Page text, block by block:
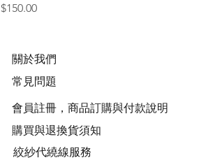
價格
$150.00
關於我們
常見問題
會員註冊，商品訂購與付款說明
購買與退換貨須知
絞紗代繞線服務